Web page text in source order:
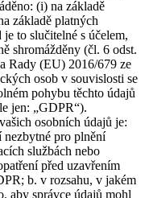
(i) na základě
základě platných
to slučitelné s účelem,
shromážděny (čl. 6 odst.
Rady (EU) 2016/679 ze
osob v souvislosti se
pohybu těchto údajů
jen: „GDPR“).
osobních údajů je:
nezbytné pro plnění
službách nebo
před uzavřením
b. v rozsahu, v jakém
aby správce údajů mohl